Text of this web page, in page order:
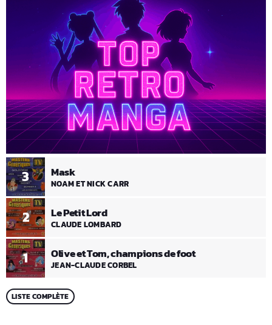
1 Olive et Tom, champions de foot
JEAN-CLAUDE CORBEL
2 Le Petit Lord
CLAUDE LOMBARD
3 Mask
NOAM ET NICK CARR
LISTE COMPLÈTE